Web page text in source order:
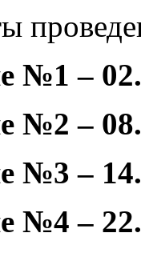
№1 –
№2 –
№3 –
№4 –